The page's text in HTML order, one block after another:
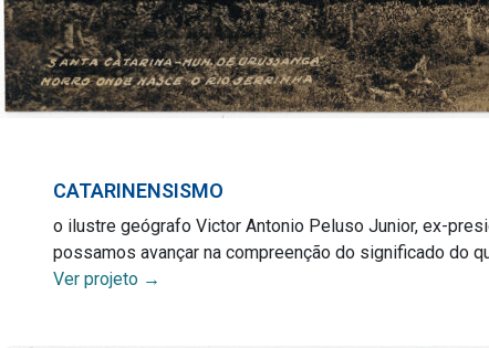
CATARINENSISMO
o ilustre geógrafo Victor Antonio Peluso Junior, ex-
possamos avançar na compreenção do significado do
Ver projeto →